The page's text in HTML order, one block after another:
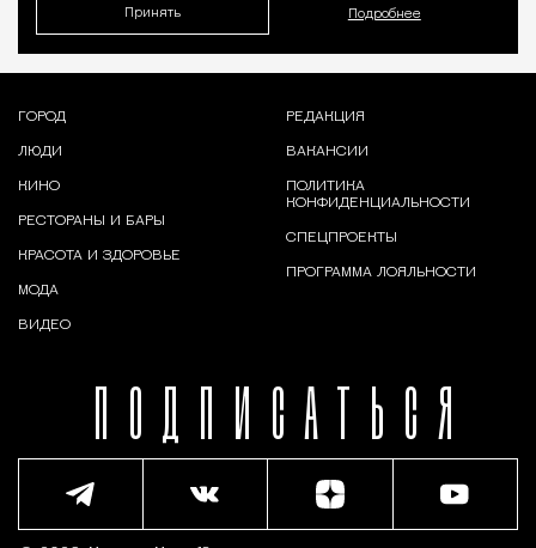
Принять Подробнее
ПОДПИСАТЬСЯ
ГОРОД
ЛЮДИ
КИНО
РЕСТОРАНЫ И БАРЫ
КРАСОТА И ЗДОРОВЬЕ
МОДА
ВИДЕО
РЕДАКЦИЯ
ВАКАНСИИ
ПОЛИТИКА
КОНФИДЕНЦИАЛЬНОСТИ
СПЕЦПРОЕКТЫ
ПРОГРАММА ЛОЯЛЬНОСТИ